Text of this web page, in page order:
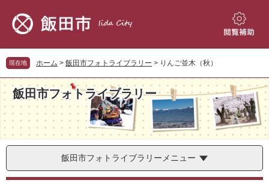
先
頭
で
す。
を
飛
ば
し
て
本
へ
閲
現在地 ホーム > 飯田市フォトライブラリー > りんご並木（秋）
飯田市フォトライブラリー
飯田市フォトライブラリーメニュー
本